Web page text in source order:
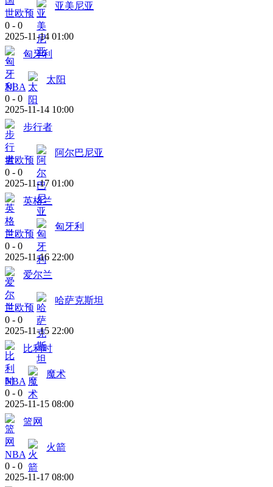
世欧预
亚美尼亚
0 - 0
2025-11-14 01:00
匈牙利
NBA
太阳
0 - 0
2025-11-14 10:00
步行者
世欧预
阿尔巴尼亚
0 - 0
2025-11-17 01:00
英格兰
世欧预
匈牙利
0 - 0
2025-11-16 22:00
爱尔兰
世欧预
哈萨克斯坦
0 - 0
2025-11-15 22:00
比利时
NBA
魔术
0 - 0
2025-11-15 08:00
篮网
NBA
火箭
0 - 0
2025-11-17 08:00